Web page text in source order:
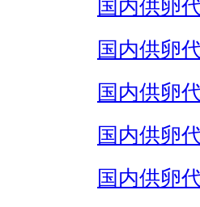
国内供卵
国内供卵
国内供卵
国内供卵
国内供卵